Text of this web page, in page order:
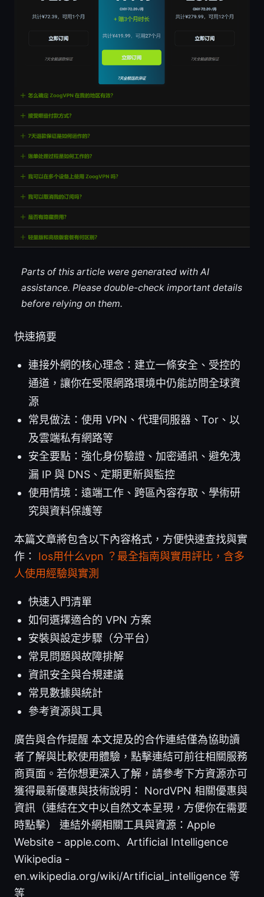
Parts of this article were generated with AI
assistance. Please double-check important details
before relying on them.
快速摘要
連接外網的核心理念：建立一條安全、受控的
通道，讓你在受限網路環境中仍能訪問全球資
源
常見做法：使用 VPN、代理伺服器、Tor、以
及雲端私有網路等
安全要點：強化身份驗證、加密通訊、避免洩
漏 IP 與 DNS、定期更新與監控
使用情境：遠端工作、跨區內容存取、學術研
究與資料保護等
本篇文章將包含以下內容格式，方便快速查找與實
作： Ios用什么vpn ？最全指南與實用評比，含多
人使用經驗與實測
快速入門清單
如何選擇適合的 VPN 方案
安裝與設定步驟（分平台）
常見問題與故障排解
資訊安全與合規建議
常見數據與統計
參考資源與工具
廣告與合作提醒 本文提及的合作連結僅為協助讀
者了解與比較使用體驗，點擊連結可前往相關服務
商頁面。若你想更深入了解，請參考下方資源亦可
獲得最新優惠與技術說明： NordVPN 相關優惠與
資訊（連結在文中以自然文本呈現，方便你在需要
時點擊） 連結外網相關工具與資源：Apple
Website - apple.com、Artificial Intelligence
Wikipedia -
en.wikipedia.org/wiki/Artificial_intelligence 等
等